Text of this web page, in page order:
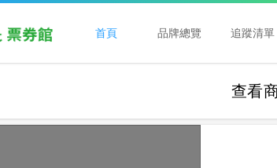
首頁 品牌總覽 追蹤清單
查看